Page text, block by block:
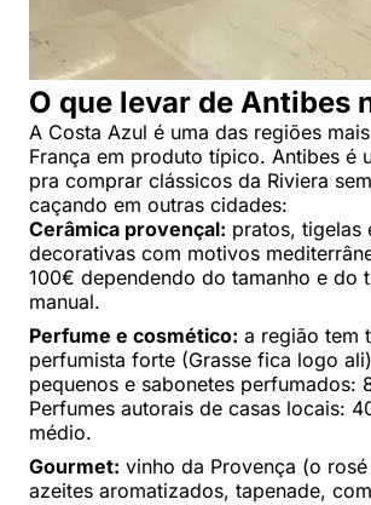
O que levar de Antibes
A Costa Azul é uma das regiões
França em produto típico. Antibes é
pra comprar clássicos da Riviera
caçando em outras cidades:
Cerâmica provençal: pratos, tigelas
decorativas com motivos
100€ dependendo do tamanho e do
manual.
Perfume e cosmético: a região tem
perfumista forte (Grasse fica logo
pequenos e sabonetes perfumados:
Perfumes autorais de casas locais:
médio.
Gourmet: vinho da Provença (o
azeites aromatizados, tapenade,